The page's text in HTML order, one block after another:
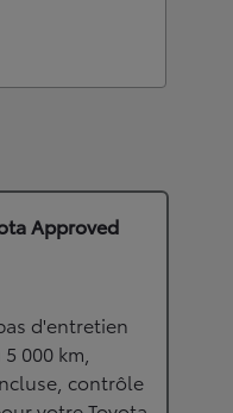
Approved
d'entretien
000 km,
contrôle